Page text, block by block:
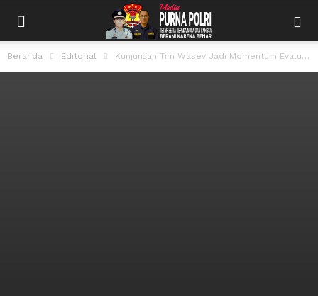
Beranda Editorial Kunjungan Tim Wasev Jadi Momentum Evaluasi Percepatan Pembangunan TMMD di Desa Krangean